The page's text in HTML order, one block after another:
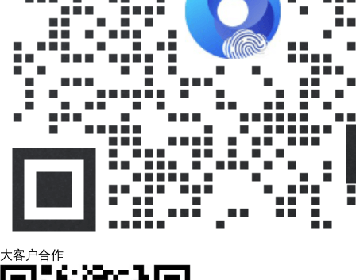
大客户合作